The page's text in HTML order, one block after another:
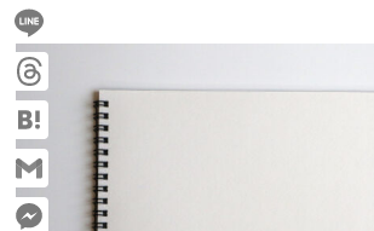
Facebook
Line
Threads
Hatena
Gmail